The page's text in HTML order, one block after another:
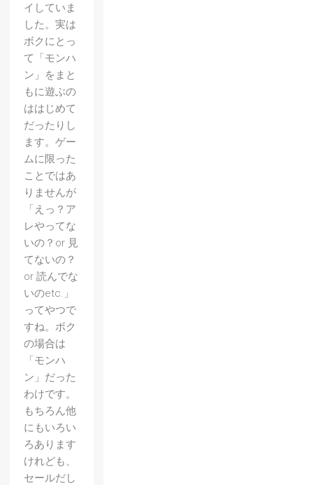
イしていま
した。実は
ボクにとっ
て「モンハ
ン」をまと
もに遊ぶの
ははじめて
だったりし
ます。ゲー
ムに限った
ことではあ
りませんが
「えっ？ア
レやってな
いの？or 見
てないの？
or 読んでな
いのetc.」
ってやつで
すね。ボク
の場合は
「モンハ
ン」だった
わけです。
もちろん他
にもいろい
ろあります
けれども、
セールだし